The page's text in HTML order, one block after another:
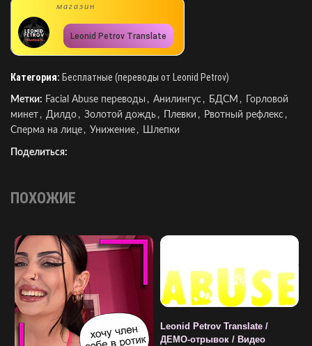
магазин
Leonid Petrov Translate
Категория: Бесплатные (переводы от Leonid Petrov)
Метки: Facial Abuse переводы , Анилингус , БДСМ ,
Горловой
минет , Дилдо , Золотой дождь , Плевки , Рвотный рефлекс ,
Сперма на лице , Унижение , Шлепки
Поделиться:
ПОХОЖИЕ
Leonid Petrov Translate /
ДЕМО-отрывок / Видео